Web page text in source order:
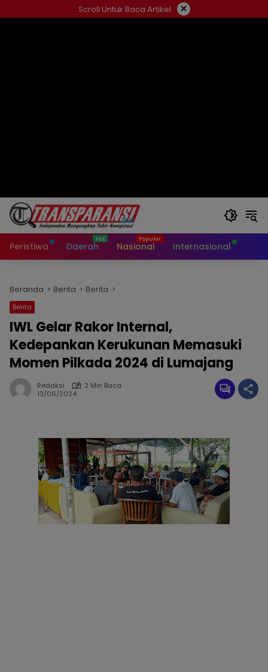
ke
Scroll Untuk Baca Artikel ×
Peristiwa Daerah Nasional Internasional
Beranda Berita Berita
Berita
IWL Gelar Rakor Internal,
Kedepankan Kerukunan Memasuki
Momen Pilkada 2024 di Lumajang
Redaksi
2 Min Baca
13/06/2024